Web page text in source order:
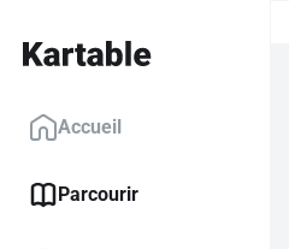
Accueil
Parcourir